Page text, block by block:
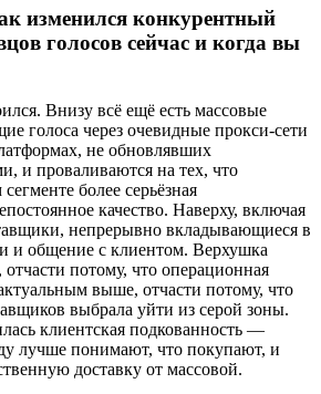
изменился конкурентный
голосов сейчас и когда вы
Внизу всё ещё есть массовые
голоса через очевидные прокси-сети
не обновлявших
и проваливаются на тех, что
более серьёзная
качество. Наверху, включая
непрерывно вкладывающиеся в
и общение с клиентом. Верхушка
потому, что операционная
выше, отчасти потому, что
выбрала уйти из серой зоны.
клиентская подкованность —
лучше понимают, что покупают, и
доставку от массовой.